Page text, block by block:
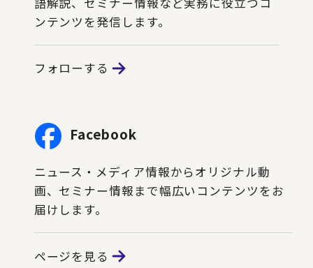
ンテンツを発信します。
フォローする
Facebook
ニュース・メディア情報からオリジナル動
画、セミナー情報まで幅広いコンテンツをお
届けします。
ページを見る